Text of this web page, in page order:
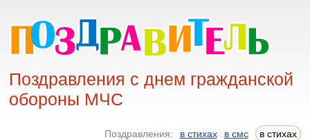
Поздравления с днем гражданской
обороны МЧС
Поздравления: в стихах в смс в стихах